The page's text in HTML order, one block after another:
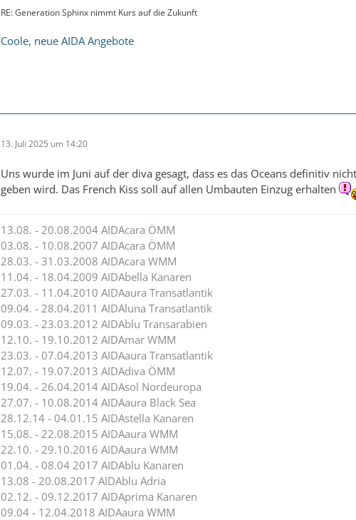
RE: Generation Sphinx nimmt Kurs auf die Zukunft
Coole, neue AIDA Angebote
13. Juli 2025 um 14:20
Uns wurde im Juni auf der diva gesagt, dass es das Oceans definitiv
geben wird. Das French Kiss soll auf allen Umbauten Einzug erhalten
13.08. - 20.08.2004 AIDAcara ÖMM
03.08. - 10.08.2007 AIDAcara ÖMM
28.03. - 31.03.2008 AIDAcara WMM
11.04. - 18.04.2009 AIDAbella Kanaren
27.03. - 11.04.2010 AIDAaura Transatlantik
09.04. - 28.04.2011 AIDAluna Transatlantik
09.03. - 23.03.2012 AIDAblu Transarabien
12.10. - 19.10.2012 AIDAmar WMM
23.03. - 07.04.2013 AIDAaura Transatlantik
12.07. - 19.07.2013 AIDAdiva ÖMM
19.04. - 26.04.2014 AIDAsol Nordeuropa
27.07. - 10.08.2014 AIDAaura Black Sea
28.12.14 - 04.01.15 AIDAstella Kanaren
15.08. - 22.08.2015 AIDAaura WMM
22.10. - 29.10.2016 AIDAaura WMM
01.04. - 08.04 2017 AIDAblu Kanaren
13.08 - 20.08.2017 AIDAblu Adria
02.12. - 09.12.2017 AIDAprima Kanaren
09.04 - 12.04.2018 AIDAaura WMM